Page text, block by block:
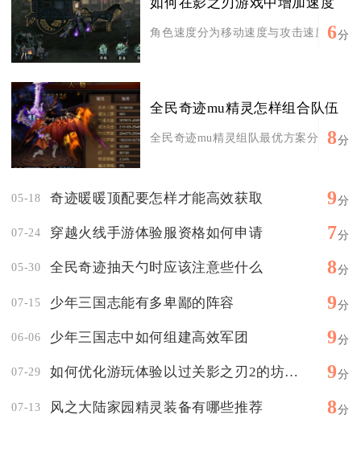
角色速度分为移动速度与攻击速度两类
6分
全民奇迹mu精灵怎样组合队伍
全民奇迹mu精灵组队最优方案分为三套
8分
05-18 奇迹暖暖顶配要怎样才能高效获取 9分
07-24 穿越火线手游体验服资格如何申请 7分
05-30 全民奇迹抽天勺时应该注意些什么 8分
07-15 少年三国志能有多卑鄙的阵容 9分
06-06 少年三国志中如何组建高效军团 9分
07-29 如何优化游玩体验以过关影之刃2的坊间真相 9分
07-13 风之大陆家园精灵装备有哪些推荐 8分